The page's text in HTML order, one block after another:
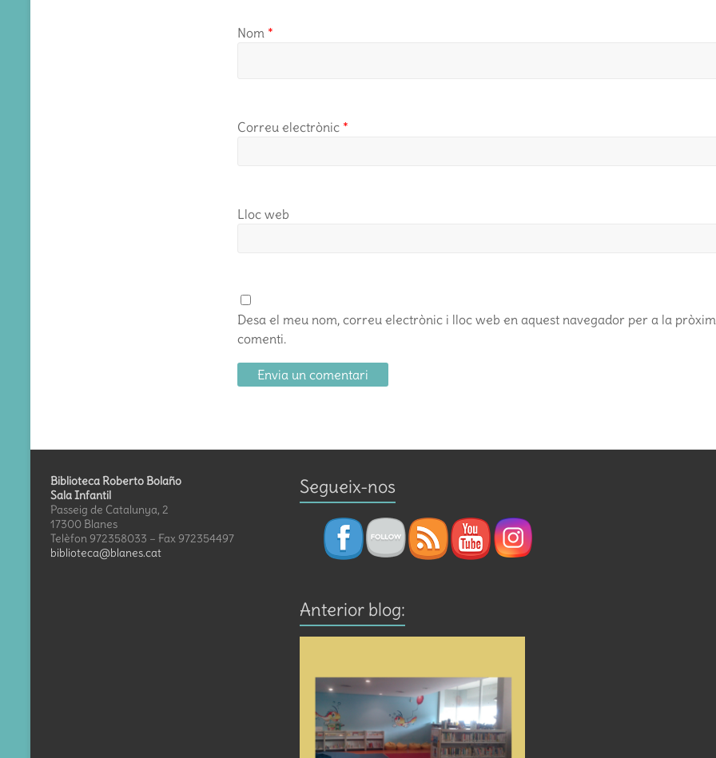
Nom *
Correu electrònic *
Lloc web
Desa el meu nom, correu electrònic i lloc web en aquest navegador per a la
comenti.
Biblioteca Roberto Bolaño
Sala Infantil
Passeig de Catalunya, 2
17300 Blanes
Telèfon 972358033 – Fax 972354497
biblioteca@blanes.cat
Segueix-nos
Anterior blog: